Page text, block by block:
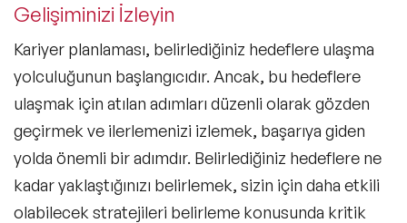
Gelişiminizi İzleyin
Kariyer planlaması, belirlediğiniz hedeflere ulaşma
yolculuğunun başlangıcıdır. Ancak, bu hedeflere
ulaşmak için atılan adımları düzenli olarak gözden
geçirmek ve ilerlemenizi izlemek, başarıya giden
yolda önemli bir adımdır. Belirlediğiniz hedeflere ne
kadar yaklaştığınızı belirlemek, sizin için daha etkili
olabilecek stratejileri belirleme konusunda kritik